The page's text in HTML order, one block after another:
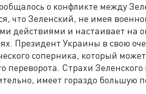
о конфликте между
что Зеленский, не имея
действиями и настаивает на
Президент Украины в свою
соперника, который
переворота. Страхи
имеет гораздо большую